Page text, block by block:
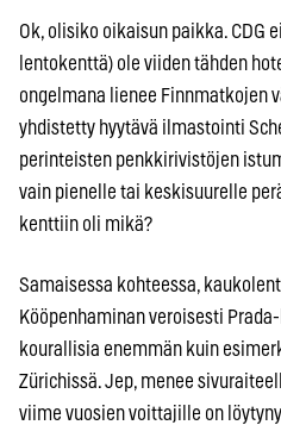
Ok, olisiko oikaisun paikka. CDG
lentokenttä) ole viiden tähden
ongelmana lienee Finnmatkojen
yhdistetty hyytävä ilmastointi
perinteisten penkkirivistöjen
vain pienelle tai keskisuurelle
kenttiin oli mikä?
Samaisessa kohteessa,
Kööpenhaminan veroisesti
kourallisia enemmän kuin
Zürichissä. Jep, menee
viime vuosien voittajille on